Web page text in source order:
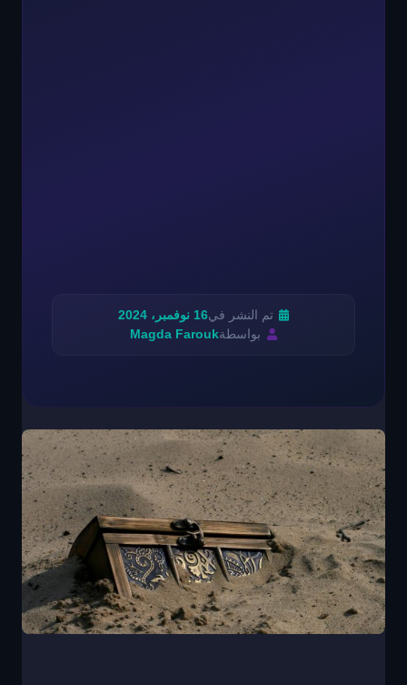
تم النشر في16 نوفمبر، 2024
بواسطةMagda Farouk